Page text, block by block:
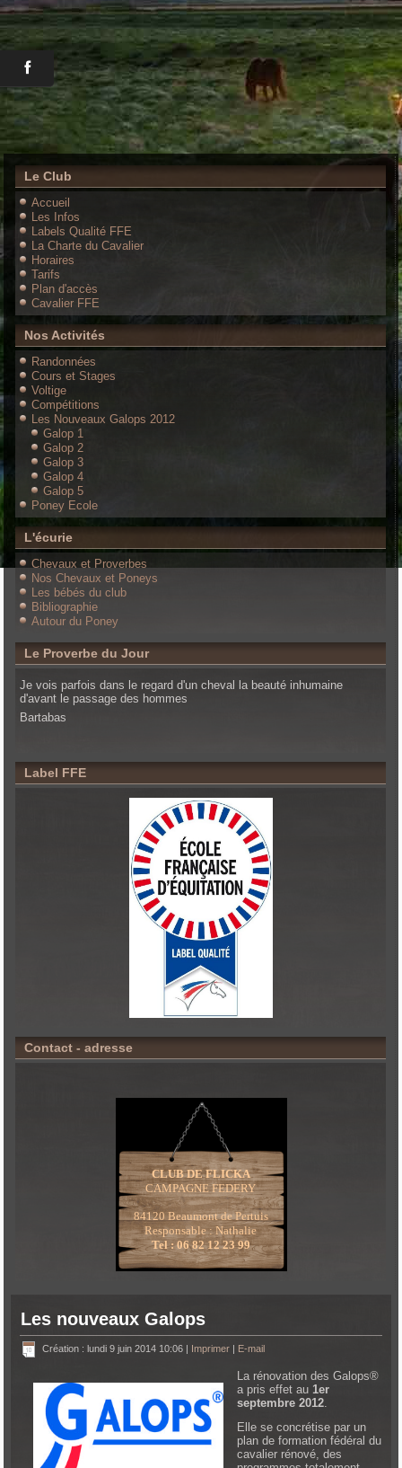
Le Club
Accueil
Les Infos
Labels Qualité FFE
La Charte du Cavalier
Horaires
Tarifs
Plan d'accès
Cavalier FFE
Nos Activités
Randonnées
Cours et Stages
Voltige
Compétitions
Les Nouveaux Galops 2012
Galop 1
Galop 2
Galop 3
Galop 4
Galop 5
Poney Ecole
L'écurie
Chevaux et Proverbes
Nos Chevaux et Poneys
Les bébés du club
Bibliographie
Autour du Poney
Le Proverbe du Jour
Je vois parfois dans le regard d'un cheval la beauté inhumaine
d'avant le passage des hommes
Bartabas
Label FFE
Contact - adresse
CLUB DE FLICKA
CAMPAGNE FEDERY
84120 Beaumont de Pertuis
Responsable : Nathalie
Tel : 06 82 12 23 99
Les nouveaux Galops
Création : lundi 9 juin 2014 10:06 | Imprimer | E-mail
La rénovation des Galops®
a pris effet au 1er
septembre 2012
Elle se concrétise par un
plan de formation fédéral du
cavalier rénové, des